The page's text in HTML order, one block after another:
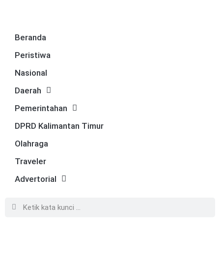
Beranda
Peristiwa
Nasional
Daerah
Pemerintahan
DPRD Kalimantan Timur
Olahraga
Traveler
Advertorial